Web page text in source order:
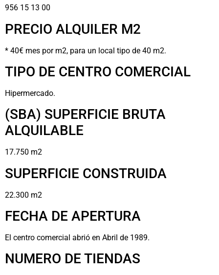
956 15 13 00
PRECIO ALQUILER M2
* 40€ mes por m2, para un local tipo de 40 m2.
TIPO DE CENTRO COMERCIAL
Hipermercado.
(SBA) SUPERFICIE BRUTA
ALQUILABLE
17.750 m2
SUPERFICIE CONSTRUIDA
22.300 m2
FECHA DE APERTURA
El centro comercial abrió en Abril de 1989.
NUMERO DE TIENDAS